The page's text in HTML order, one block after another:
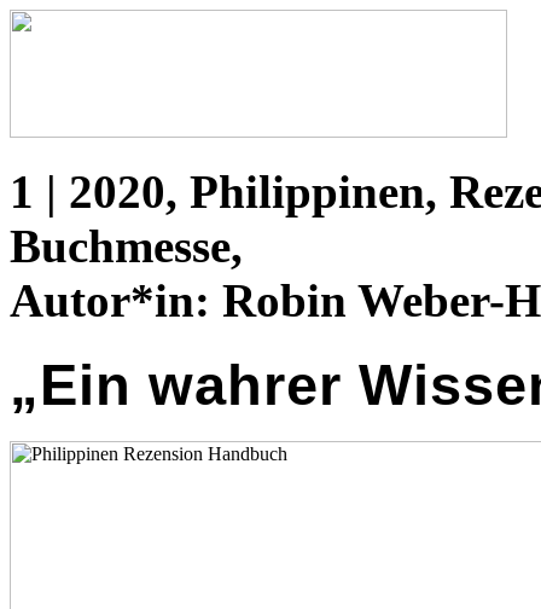
1 | 2020, Philippinen,
Buchmesse,
Autor*in: Robin Weber-
„Ein wahrer